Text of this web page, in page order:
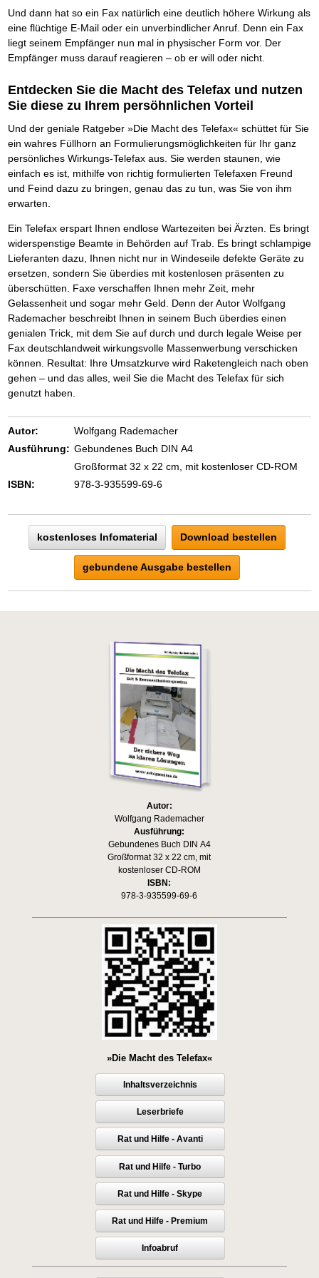
Und dann hat so ein Fax natürlich eine deutlich höhere Wirkung als
eine flüchtige E-Mail oder ein unverbindlicher Anruf. Denn ein Fax
liegt seinem Empfänger nun mal in physischer Form vor. Der
Empfänger muss darauf reagieren – ob er will oder nicht.
Entdecken Sie die Macht des Telefax und nutzen
Sie diese zu Ihrem persöhnlichen Vorteil
Und der geniale Ratgeber »Die Macht des Telefax« schüttet für Sie
ein wahres Füllhorn an Formulierungsmöglichkeiten für Ihr ganz
persönliches Wirkungs-Telefax aus. Sie werden staunen, wie
einfach es ist, mithilfe von richtig formulierten Telefaxen Freund
und Feind dazu zu bringen, genau das zu tun, was Sie von ihm
erwarten.
Ein Telefax erspart Ihnen endlose Wartezeiten bei Ärzten. Es bringt
widerspenstige Beamte in Behörden auf Trab. Es bringt schlampige
Lieferanten dazu, Ihnen nicht nur in Windeseile defekte Geräte zu
ersetzen, sondern Sie überdies mit kostenlosen präsenten zu
überschütten. Faxe verschaffen Ihnen mehr Zeit, mehr
Gelassenheit und sogar mehr Geld. Denn der Autor Wolfgang
Rademacher beschreibt Ihnen in seinem Buch überdies einen
genialen Trick, mit dem Sie auf durch und durch legale Weise per
Fax deutschlandweit wirkungsvolle Massenwerbung verschicken
können. Resultat: Ihre Umsatzkurve wird Raketengleich nach oben
gehen – und das alles, weil Sie die Macht des Telefax für sich
genutzt haben.
Autor:
Wolfgang Rademacher
Ausführung: Gebundenes Buch DIN A4
Großformat 32 x 22 cm, mit kostenloser CD-ROM
ISBN:
978-3-935599-69-6
kostenloses Infomaterial Download bestellen
gebundene Ausgabe bestellen
Autor:
Wolfgang Rademacher
Ausführung:
Gebundenes Buch DIN A4
Großformat 32 x 22 cm, mit
kostenloser CD-ROM
ISBN:
978-3-935599-69-6
»Die Macht des Telefax«
Inhaltsverzeichnis
Leserbriefe
Rat und Hilfe - Avanti
Rat und Hilfe - Turbo
Rat und Hilfe - Skype
Rat und Hilfe - Premium
Infoabruf